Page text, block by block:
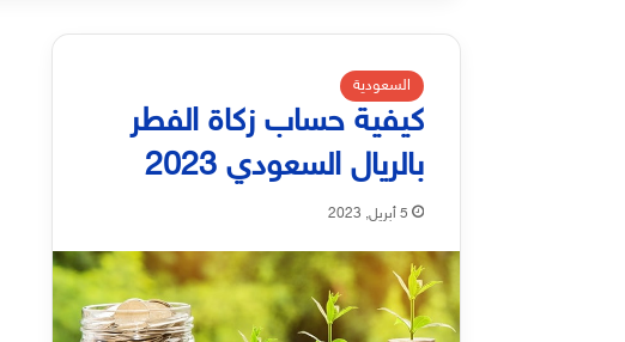
السعودية
كيفية حساب زكاة الفطر
بالريال السعودي 2023
5 أبريل, 2023